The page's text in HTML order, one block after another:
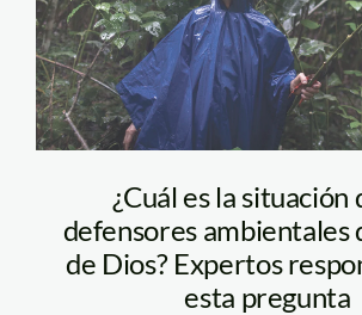
¿Cuál es la situación
defensores ambientales
de Dios? Expertos
esta pregunta